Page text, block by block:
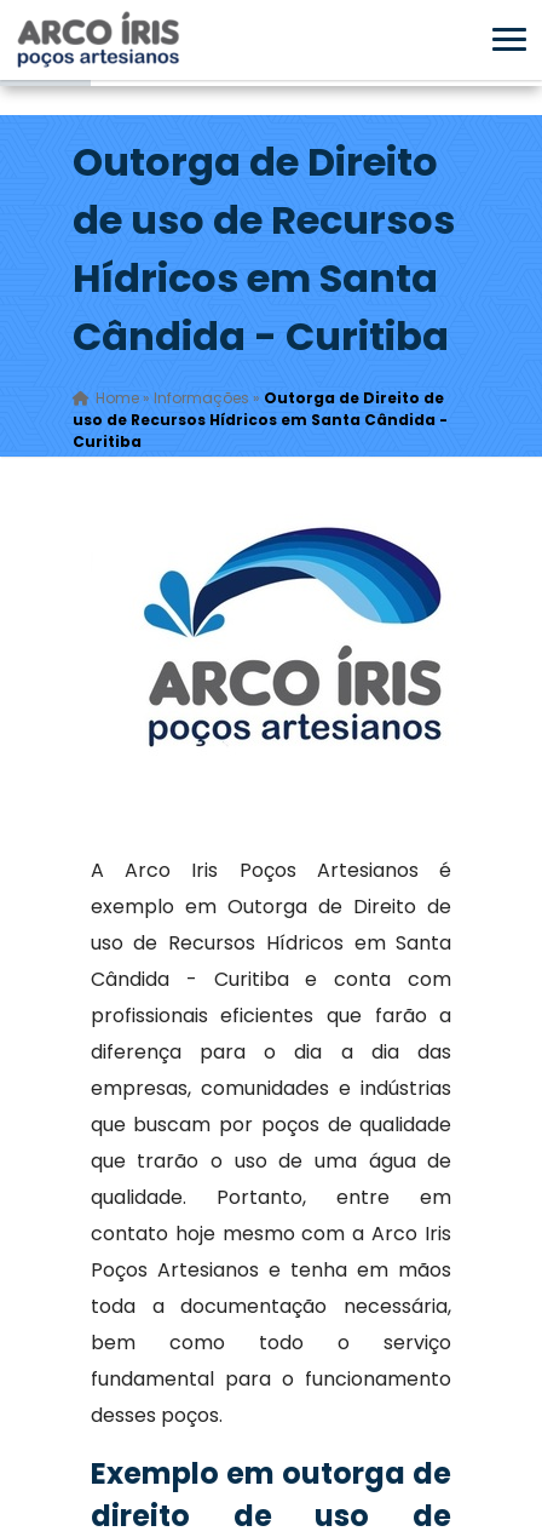
Outorga de Direito
de uso de Recursos
Hídricos em Santa
Cândida - Curitiba
Home» Informações » Outorga de Direito de
uso de Recursos Hídricos em Santa Cândida -
Curitiba
A Arco Iris Poços Artesianos é
exemplo em Outorga de Direito de
uso de Recursos Hídricos em Santa
Cândida - Curitiba e conta com
profissionais eficientes que farão a
diferença para o dia a dia das
empresas, comunidades e indústrias
que buscam por poços de qualidade
que trarão o uso de uma água de
qualidade. Portanto, entre em
contato hoje mesmo com a Arco Iris
Poços Artesianos e tenha em mãos
toda a documentação necessária,
bem como todo o serviço
fundamental para o funcionamento
desses poços.
Exemplo em outorga de
direito de uso de